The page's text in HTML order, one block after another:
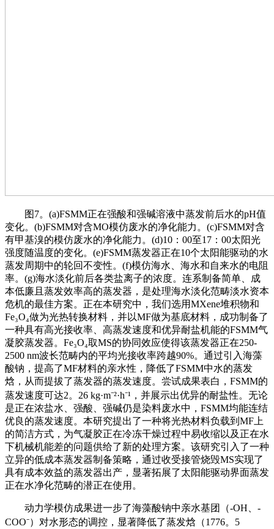
图7。(a)FSMM正在强酸和强碱溶液中蒸发前后水的pH值
变化。(b)FSMM对含MO模仿废水的净化能力。(c)FSMM对含
有甲基溴的模仿废水的净化能力。(d)10：00至17：00太阳光
强度随温度的变化。(e)FSMM蒸发器正在10个太阳能驱动的水
蒸发周期中的轮回不变性。(f)模仿海水、海水和自来水的电阻
率。(g)海水淡化前后各类盐离子的浓度。连系制备简单、成
本低廉且蒸发效率高的蒸发器，是处理海水淡化范畴淡水资本
危机的最佳方案。正在本研究中，我们选用MXene堆积物和
Fe₃O₄做为光热转换材料，并以MF做为基底材料，成功制备了
一种具有高光接收率、高蒸发速度和优异耐盐机能的FSMM气
凝胶蒸发器。Fe₃O₄取MS的协同效应使得该蒸发器正在250-
2500 nm波长范畴内的平均光接收率跨越90%。通过引入海藻
酸钠，提高了MF材料的亲水性，降低了FSMM中水的蒸发
焓，从而提拔了蒸发器的蒸发速度。尝试成果表白，FSMM的
蒸发速度可达2。26 kg·m⁻²·h⁻¹，并展示出优异的耐盐性。无论
是正在浓盐水、强酸、强碱仍是染料废水中，FSMM均能连结
优良的蒸发速度。本研究提出了一种将光热材料负载到MF上
的简洁方式，为气凝胶正在冷冻干燥过程中易收缩以及正在水
下机械机能差的问题供给了新的处理方案。该研究引入了一种
立异的低成本蒸发器制备策略，通过收受接管烧毁MS实现了
具有成本效益的蒸发器出产，显著拓展了太阳能驱动界面蒸发
正在水净化范畴的潜正在使用。
动力学模仿成果进一步了海藻酸钠中亲水基团（-OH、-
COO⁻）对水形态的调控，显著降低了蒸发焓（1776。5